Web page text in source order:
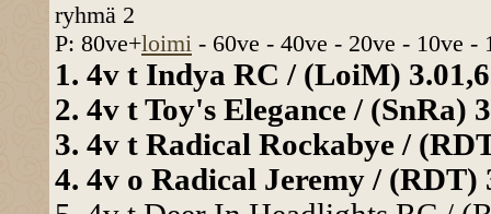
ryhmä 2
P: 80ve+loimi - 60ve - 40ve - 20ve - 10ve -
1. 4v t Indya RC / (LoiM)
2. 4v t Toy's Elegance / (SnRa)
3. 4v t Radical Rockabye /
4. 4v o Radical Jeremy / (RDT)